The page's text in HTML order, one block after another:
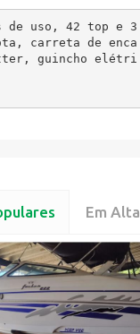
de uso, 42 top e 3
carreta de enca
guincho elétri
Em Alta